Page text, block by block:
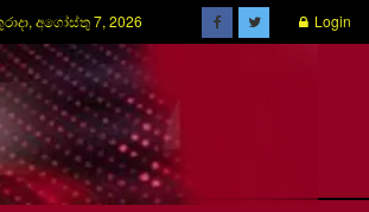
අගෝස්තු 7, 2026 Login